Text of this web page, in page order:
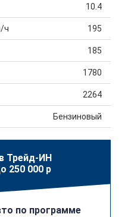
10.4
ч 195
185
1780
2264
Бензиновый
Трейд-ИН
250 000 р
по программе